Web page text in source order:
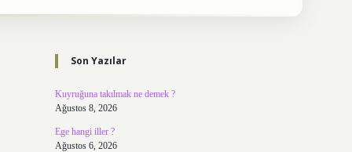
Sidebar
Son Yazılar
Kuyruğuna takılmak ne demek ?
Ağustos 8, 2026
Ege hangi iller ?
Ağustos 6, 2026